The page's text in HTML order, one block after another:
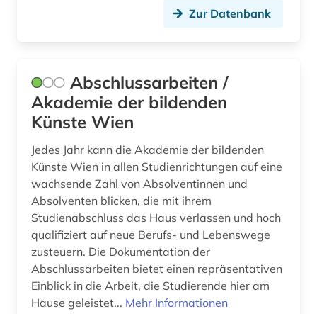
dokumentation (1)
dokumentenserver (1)
drama (2)
drehbuch (1)
dresden (1)
drittes reich (1)
druckgrafik (1)
Zur Datenbank
Abschlussarbeiten /
Akademie der bildenden
Künste Wien
Jedes Jahr kann die Akademie der bildenden
Künste Wien in allen Studienrichtungen auf eine
wachsende Zahl von Absolventinnen und
Absolventen blicken, die mit ihrem
Studienabschluss das Haus verlassen und hoch
qualifiziert auf neue Berufs- und Lebenswege
zusteuern. Die Dokumentation der
Abschlussarbeiten bietet einen repräsentativen
Einblick in die Arbeit, die Studierende hier am
Hause geleistet... Mehr Informationen